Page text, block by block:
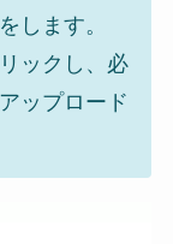
します。
ックし、必
ップロード